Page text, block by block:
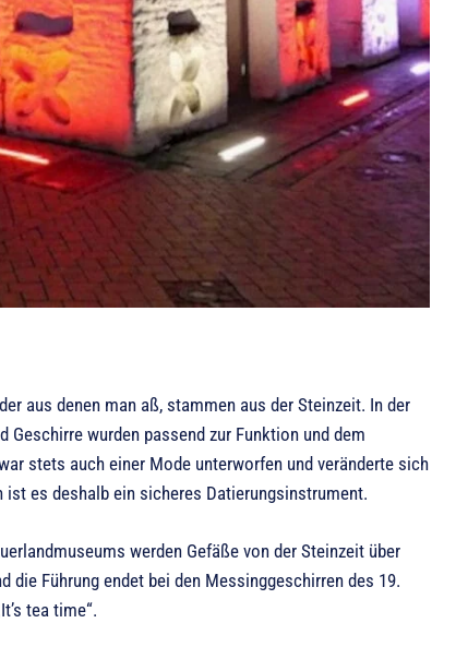
aus denen man aß, stammen aus der Steinzeit. In der
wurden passend zur Funktion und dem
stets auch einer Mode unterworfen und veränderte sich
es deshalb ein sicheres Datierungsinstrument.
werden Gefäße von der Steinzeit über
Führung endet bei den Messinggeschirren des 19.
tea time“.